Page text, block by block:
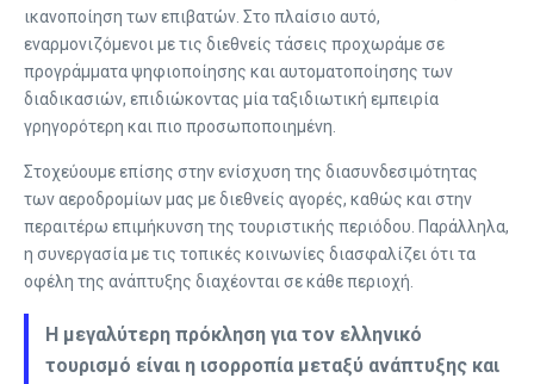
ικανοποίηση των επιβατών. Στο πλαίσιο αυτό,
εναρμονιζόμενοι με τις διεθνείς τάσεις προχωράμε σε
προγράμματα ψηφιοποίησης και αυτοματοποίησης των
διαδικασιών, επιδιώκοντας μία ταξιδιωτική εμπειρία
γρηγορότερη και πιο προσωποποιημένη.
Στοχεύουμε επίσης στην ενίσχυση της διασυνδεσιμότητας
των αεροδρομίων μας με διεθνείς αγορές, καθώς και στην
περαιτέρω επιμήκυνση της τουριστικής περιόδου. Παράλληλα,
η συνεργασία με τις τοπικές κοινωνίες διασφαλίζει ότι τα
οφέλη της ανάπτυξης διαχέονται σε κάθε περιοχή.
Η μεγαλύτερη πρόκληση για τον ελληνικό
τουρισμό είναι η ισορροπία μεταξύ ανάπτυξης και